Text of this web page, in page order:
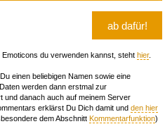
Emoticons du verwenden kannst, steht hier.
einen beliebigen Namen sowie eine
werden dann erstmal zur
und danach auch auf meinem Server
erklärst Du Dich damit und den hier
dem Abschnitt Kommentarfunktion)